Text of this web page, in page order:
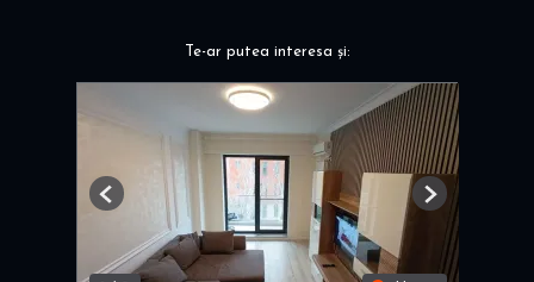
Te-ar putea interesa și:
Previous Next